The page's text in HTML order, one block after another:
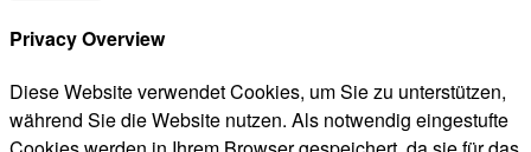
Privacy Overview
Diese Website verwendet Cookies, um Sie zu unterstützen,
während Sie die Website nutzen. Als notwendig eingestufte